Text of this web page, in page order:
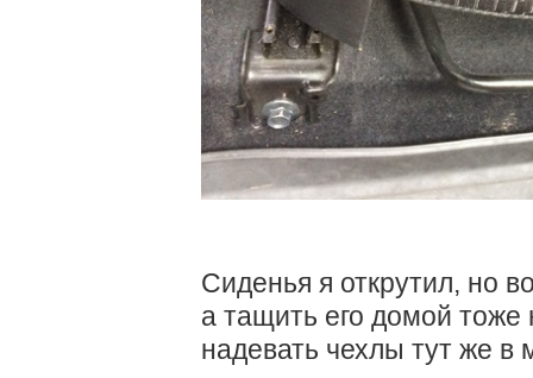
Сиденья я открутил, но
а тащить его домой тоже
надевать чехлы тут же в